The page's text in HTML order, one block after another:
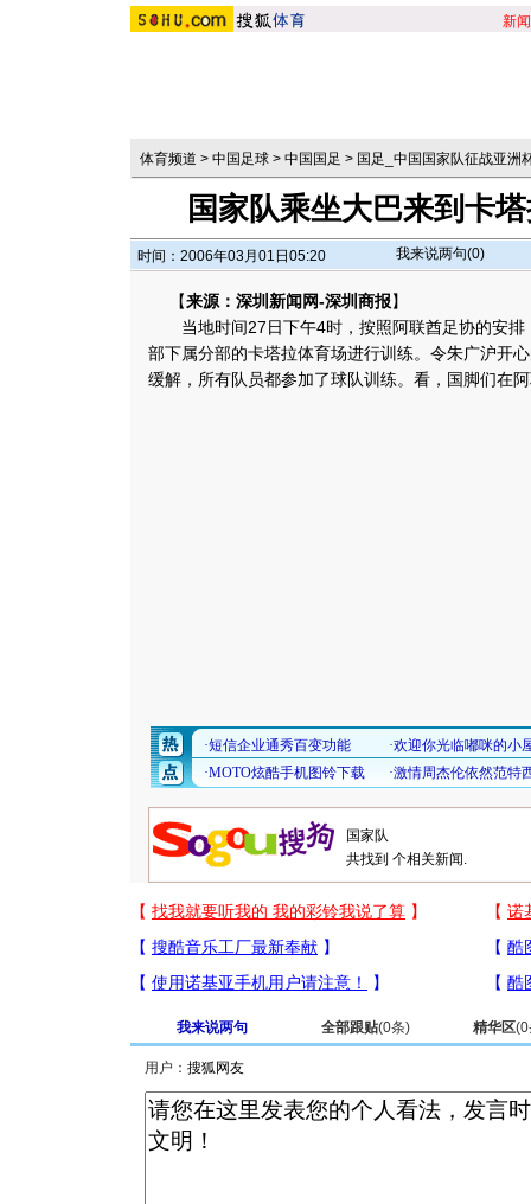
新闻
体育频道 > 中国足球 > 中国国足 > 国足_中国国家队征战亚洲
国家队乘坐大巴来到卡
时间：2006年03月01日05:20 我来说两句(0)
【来源：深圳新闻网-深圳商报】
当地时间27日下午4时，按照阿联酋足协的安排
部下属分部的卡塔拉体育场进行训练。令朱广沪开
缓解，所有队员都参加了球队训练。看，国脚们在
共找到 个相关新闻.
我来说两句 全部跟贴(0条) 精华区(0
用户：